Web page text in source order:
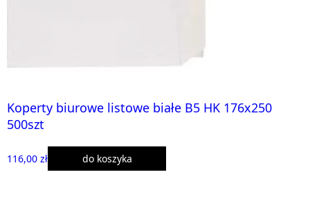
Koperty biurowe listowe białe B5 HK 176x250
500szt
116,00 zł do koszyka